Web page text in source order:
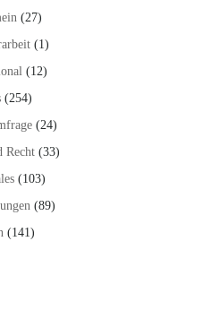
(27)
(1)
(12)
(254)
(24)
Recht(33)
(103)
(89)
(141)